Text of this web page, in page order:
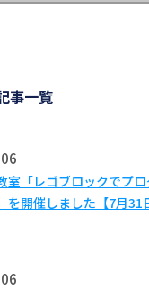
事一覧
室「レゴブロックでプ
開催しました【7月31